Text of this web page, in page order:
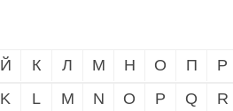
Й К Л М Н О П Р
K L M N O P Q R